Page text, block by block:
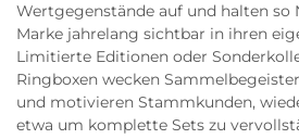
Wertgegenstände auf und halten so
Marke jahrelang sichtbar in ihren
Limitierte Editionen oder
Ringboxen wecken
und motivieren Stammkunden,
etwa um komplette Sets zu